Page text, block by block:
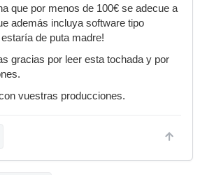
que por menos de 100€ se adecue a
además incluya software tipo
de puta madre!
gracias por leer esta tochada y por
vuestras producciones.